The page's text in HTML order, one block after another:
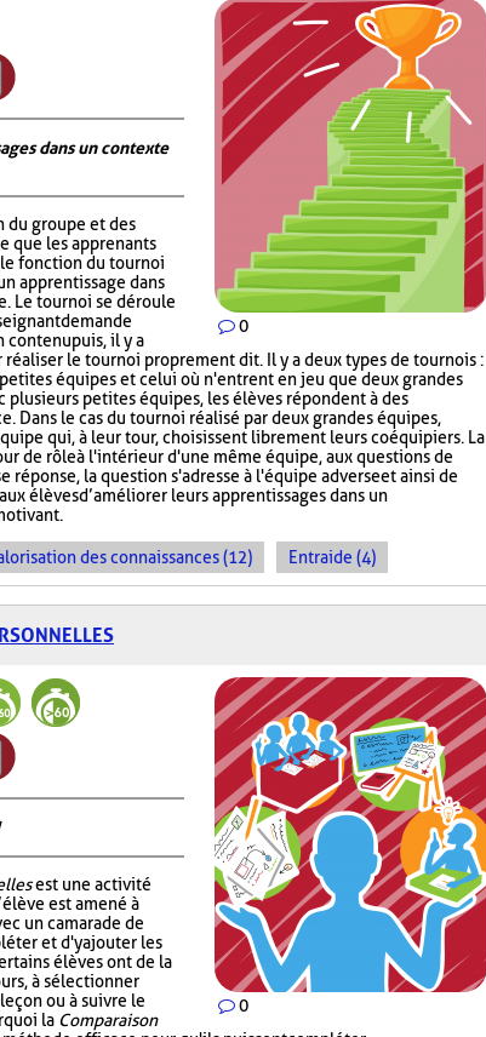
0
dans un contexte
du groupe et des
que les apprenants
fonction du tournoi
apprentissage dans
Le tournoi se déroule
demande
puis, il y a
le tournoi proprement dit. Il y a deux types de tournois :
équipes et celui où n'entrent en jeu que deux grandes
plusieurs petites équipes, les élèves répondent à des
Dans le cas du tournoi réalisé par deux grandes équipes,
qui, à leur tour, choisissent librement leurs coéquipiers. La
de rôle à l'intérieur d'une même équipe, aux questions de
réponse, la question s'adresse à l'équipe adverse et ainsi de
élèves d’améliorer leurs apprentissages dans un
des connaissances (12) Entraide (4)
0
est une activité
est amené à
un camarade de
et d'y ajouter les
élèves ont de la
à sélectionner
ou à suivre le
la Comparaison